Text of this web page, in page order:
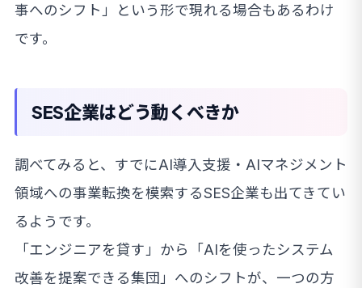
事へのシフト」という形で現れる場合もあるわけ
です。
SES企業はどう動くべきか
調べてみると、すでにAI導入支援・AIマネジメント
領域への事業転換を模索するSES企業も出てきてい
るようです。
「エンジニアを貸す」から「AIを使ったシステム
改善を提案できる集団」へのシフトが、一つの方